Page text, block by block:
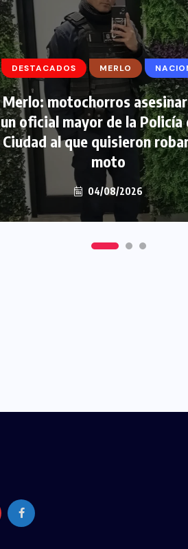
DESTACADOS MERLO
Merlo: motochorros
un oficial mayor de la Policía
Ciudad al que quisieron
moto
04/08/2026
DESTACADOS MERLO
Morón: se negó a declarar
funcionaria narco y
detenida camino a
preventiva
04/08/2026